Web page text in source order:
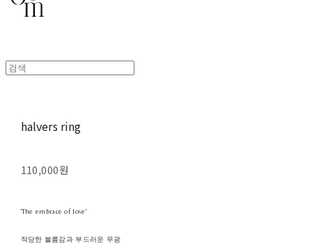
halvers ring
110,000원
'The embrace of love'
적당한 볼륨감과 부드러운 무광